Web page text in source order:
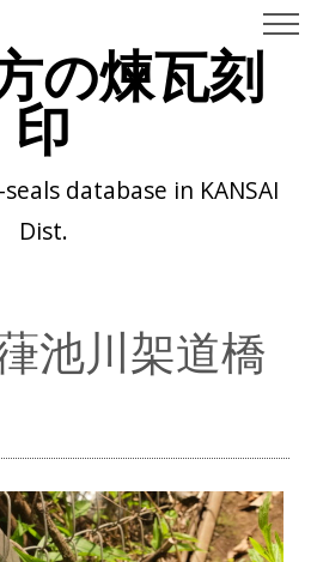
の煉瓦刻
印
database in KANSAI
Dist.
池川架道橋